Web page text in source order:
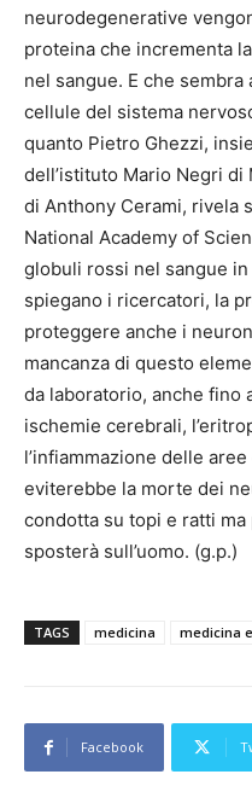
neurodegenerative
proteina che incrementa
nel sangue. E che
cellule del sistema
quanto Pietro Ghezzi,
dell’istituto Mario Negri
di Anthony Cerami, rivela
National Academy of
globuli rossi nel sangue
spiegano i ricercatori, la
proteggere anche i
mancanza di questo
da laboratorio, anche fino
ischemie cerebrali,
l’infiammazione delle
eviterebbe la morte dei
condotta su topi e ratti
sposterà sull’uomo. (g.p.)
TAGS medicina medicina
Facebook